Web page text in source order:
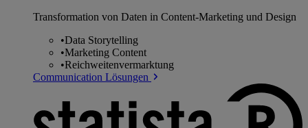
Transformation von Daten in Content-Marketing und Design
•Data Storytelling
•Marketing Content
•Reichweitenvermarktung
Communication Lösungen